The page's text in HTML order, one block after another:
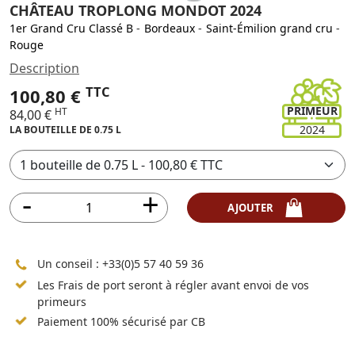
CHÂTEAU TROPLONG MONDOT 2024
1er Grand Cru Classé B - Bordeaux - Saint-Émilion grand cru -
Rouge
PRIMEUR
2024
Description
100,80 € TTC
84,00 € HT
LA BOUTEILLE DE 0.75 L
Un conseil : +33(0)5 57 40 59 36
Les Frais de port seront à régler avant envoi de vos
primeurs
Paiement 100% sécurisé par CB